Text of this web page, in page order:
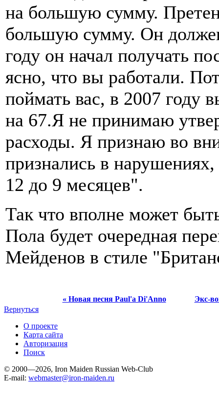
на большую сумму.
большую сумму. Он
году он начал получать
ясно, что вы работали.
поймать вас, в 2007 году
на 67.Я не принимаю
расходы. Я признаю во
признались в
12 до 9 месяцев".
Так что вполне может
Пола будет очередная
Мейденов в стиле
« Новая песня Paul'а Di'Anno
Экс-
Вернуться
О проекте
Карта сайта
Авторизация
Поиск
© 2000—2026, Iron Maiden Russian Web-Club
E-mail: webmaster@iron-maiden.ru